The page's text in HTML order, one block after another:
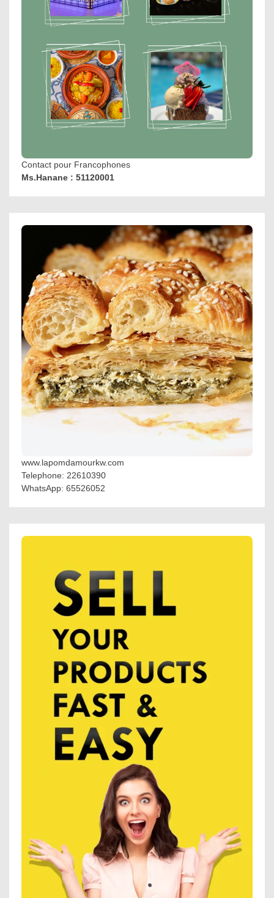
Contact pour Francophones
Ms.Hanane : 51120001
www.lapomdamourkw.com
Telephone: 22610390
WhatsApp: 65526052